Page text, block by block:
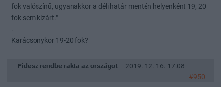
fok valószínű, ugyanakkor a déli határ mentén helyenként 19, 20
fok sem kizárt."
.
Karácsonykor 19-20 fok?
Fidesz rendbe rakta az országot
2019. 12. 16. 17:08
#950